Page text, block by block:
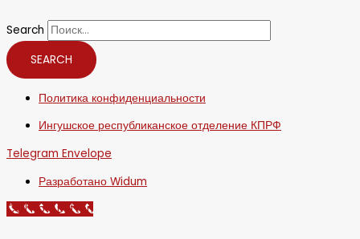
Search
SEARCH
Политика конфиденциальности
Ингушское республиканское отделение КПРФ
Telegram Envelope
Разработано Widum
Call Now Button